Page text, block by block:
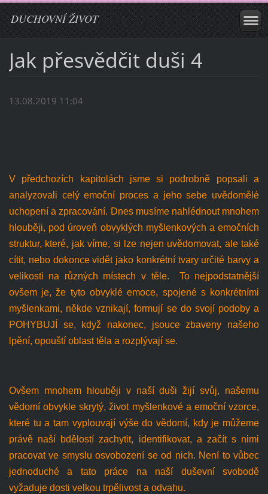
DUCHOVNÍ ŽIVOT
Jak přesvědčit duši 4
13.08.2019 11:04
V předchozích kapitolách jsme si podrobně popsali a
analyzovali celý emoční proces a jeho sebe uvědomělé
uchopení a zpracování. Dnes musíme nahlédnout mnohem
hlouběji, pod úroveň obvyklých myšlenkových a emočních
struktur, které, jak víme, si lze nejen uvědomovat, ale také
cítit, nebo dokonce vidět jako konkrétní tvary určité barvy a
velikosti na různých místech v těle. To nejpodstatnější
ovšem je, že tyto obvyklé emoce, spojené s konkrétními
myšlenkami, někde vznikají, formují se do svojí podoby a
POHYBUJÍ se, když nakonec, jsouce zbaveny našeho
lpění, opouští oblast těla a rozplývají se.
Ovšem mnohem hlouběji v naší duši žijí svůj, našemu
vědomí obvykle skrytý, život myšlenkové a emoční vzorce,
které tu a tam vyplouvají výše do vědomí, kdy je můžeme
právě naší bdělostí zachytit, identifikovat, a začít s nimi
pracovat ve smyslu osvobození se od nich. Není to vůbec
jednoduché a tato práce na naší duševní svobodě
vyžaduje dosti velkou trpělivost a odvahu.